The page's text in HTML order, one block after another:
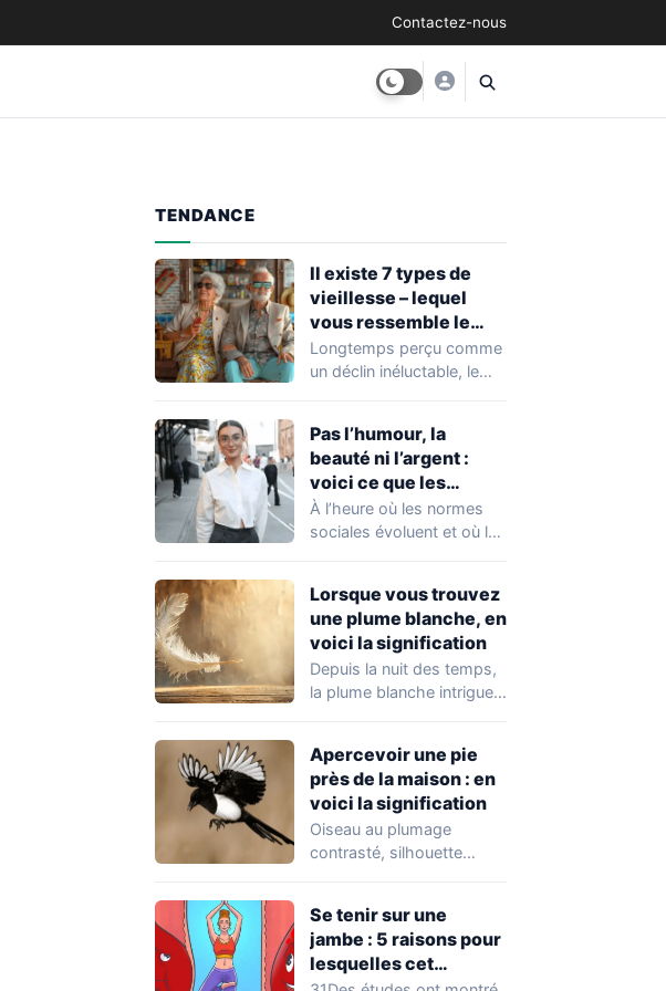
Contactez-nous
TENDANCE
Il existe 7 types de
vieillesse – lequel
vous ressemble le
plus ?
Longtemps perçu comme
un déclin inéluctable, le
nuances.…
Pas l’humour, la
beauté ni l’argent :
voici ce que les
femmes recherchent
chez un homme
À l’heure où les normes
sociales évoluent et où la
Lorsque vous trouvez
une plume blanche, en
voici la signification
Depuis la nuit des temps,
la plume blanche intrigue
Apercevoir une pie
près de la maison : en
voici la signification
Oiseau au plumage
contrasté, silhouette
jamais…
Se tenir sur une
jambe : 5 raisons pour
lesquelles cet